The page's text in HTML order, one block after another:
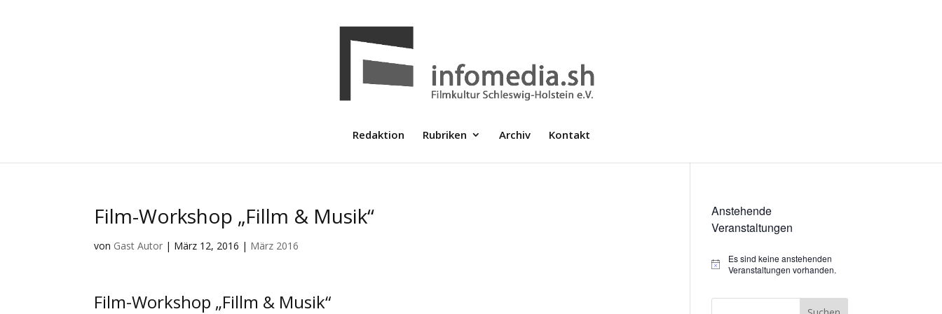
Redaktion Rubriken Archiv Kontakt
Film-Workshop „Fillm & Musik“
von Gast Autor | März 12, 2016 | März 2016
Film-Workshop „Fillm & Musik“
Anstehende
Veranstaltungen
Hinweis
Es sind keine anstehenden
Veranstaltungen vorhanden.